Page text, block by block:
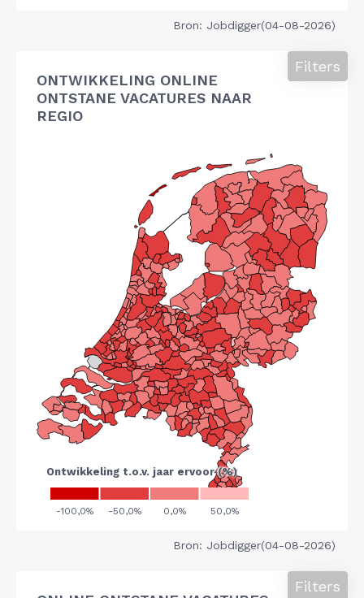
Bron: Jobdigger(04-08-2026)
ONTWIKKELING ONLINE
ONTSTANE VACATURES NAAR
REGIO
Filters
Bron: Jobdigger(04-08-2026)
Filters